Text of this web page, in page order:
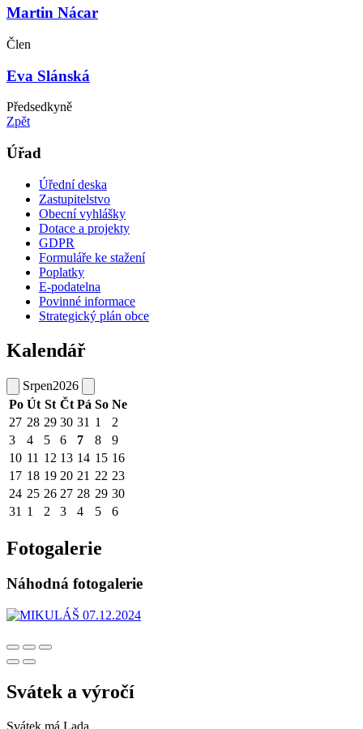
Martin Nácar
Člen
Eva Slánská
Předsedkyně
Zpět
Úřad
Úřední deska
Zastupitelstvo
Obecní vyhlášky
Dotace a projekty
GDPR
Formuláře ke stažení
Poplatky
E-podatelna
Povinné informace
Strategický plán obce
Kalendář
Srpen2026
Po Út St Čt Pá So Ne
27 28 29 30 31 1
2
3
4 5 6 7 8
9
10 11 12 13 14 15 16
17 18 19 20 21 22 23
24 25 26 27 28 29 30
31 1 2 3 4 5 6
Fotogalerie
Náhodná fotogalerie
Svátek a výročí
Svátek má Lada